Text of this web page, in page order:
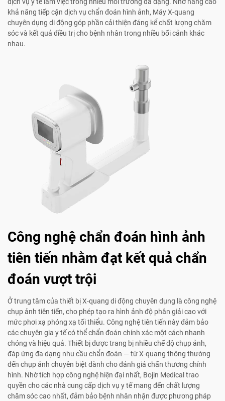
khả năng tiếp cận dịch vụ chẩn đoán hình ảnh, Máy X-quang
chuyên dụng di động góp phần cải thiện đáng kể chất lượng chăm
sóc và kết quả điều trị cho bệnh nhân trong nhiều bối cảnh khác
nhau.
Công nghệ chẩn đoán hình ảnh
tiên tiến nhằm đạt kết quả chẩn
đoán vượt trội
Ở trung tâm của thiết bị X-quang di động chuyên dụng là công nghệ
chụp ảnh tiên tiến, cho phép tạo ra hình ảnh độ phân giải cao với
mức phơi xạ phóng xạ tối thiểu. Công nghệ tiên tiến này đảm bảo
các chuyên gia y tế có thể chẩn đoán chính xác một cách nhanh
chóng và hiệu quả. Thiết bị được trang bị nhiều chế độ chụp ảnh,
đáp ứng đa dạng nhu cầu chẩn đoán — từ X-quang thông thường
đến chụp ảnh chuyên biệt dành cho đánh giá chấn thương chỉnh
hình. Nhờ tích hợp công nghệ hiện đại nhất, Bojin Medical trao
quyền cho các nhà cung cấp dịch vụ y tế mang đến chất lượng
chăm sóc cao nhất, đảm bảo bệnh nhân nhận được phương pháp